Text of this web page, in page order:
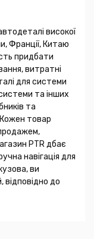
високої
Франції, Китаю
придбати
витратні
для системи
системи та інших
та
товар
PTR дбає
навігація для
ви
відповідно до